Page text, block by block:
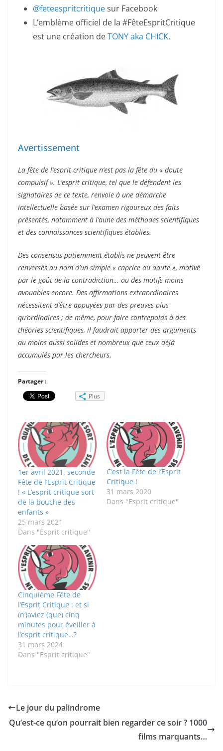
@feteespritcritiquesur Facebook
L’emblème officiel de la #FêteEspritCritique
est une création deTONY aka CHICK.
Avertissement
La fête de l’esprit critique n’est pas la fête du « doute
compulsif ». L’esprit critique, tel que le défendent les
signataires de ce texte, renvoie à une démarche
intellectuelle basée sur l’examen rigoureux des faits
présentés, notamment à l’aune des méthodes scientifiques
et des connaissances scientifiques établies.
Des consensus patiemment établis ne peuvent être
renversés au nom d’un simple « caprice du doute », motivé
par le goût de la contradiction… ou des motifs moins
avouables encore. Des affirmations extraordinaires
nécessitent d’être appuyées par des preuves plus
qu’ordinaires ; de même, pour faire contrepoids à des
théories scientifiques, il faudrait apporter des arguments
au moins aussi solides et nombreux que ceux déjà
accumulés par les chercheurs.
Partager :
Plus
1er avril 2021, seconde
Fête de l’Esprit Critique
! « L’esprit critique sort
de la bouche des
enfants »
25 mars 2021
Dans "Esprit critique"
C’est la Fête de l’Esprit
Critique !
31 mars 2020
Dans "Esprit critique"
Cinquième Fête de
l’Esprit Critique : et si
(n’)aviez (que) cinq
minutes pour éveiller à
l’esprit critique…?
31 mars 2024
Dans "Esprit critique"
Le jour du palindrome
Qu’est-ce qu’on pourrait bien regarder ce soir ? 1000
films marquants…